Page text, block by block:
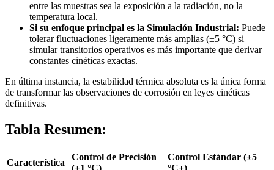
entre las muestras sea la exposición a la radiación, no la
temperatura local.
Si su enfoque principal es la Simulación Industrial: Puede
tolerar fluctuaciones ligeramente más amplias (±5 °C) si
simular transitorios operativos es más importante que derivar
constantes cinéticas exactas.
En última instancia, la estabilidad térmica absoluta es la única forma
de transformar las observaciones de corrosión en leyes cinéticas
definitivas.
Tabla Resumen:
Característica
Control de Precisión
Control Estándar (±5